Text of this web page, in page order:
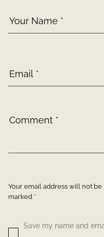
Your email address will not
marked *
Save my name and